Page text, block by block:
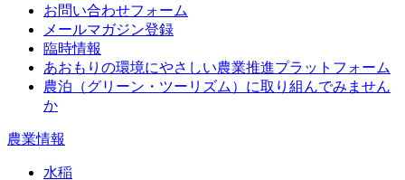
お問い合わせフォーム
メールマガジン登録
臨時情報
あおもりの環境にやさしい農業推進プラットフォーム
農泊（グリーン・ツーリズム）に取り組んでみません
か
農業情報
水稲